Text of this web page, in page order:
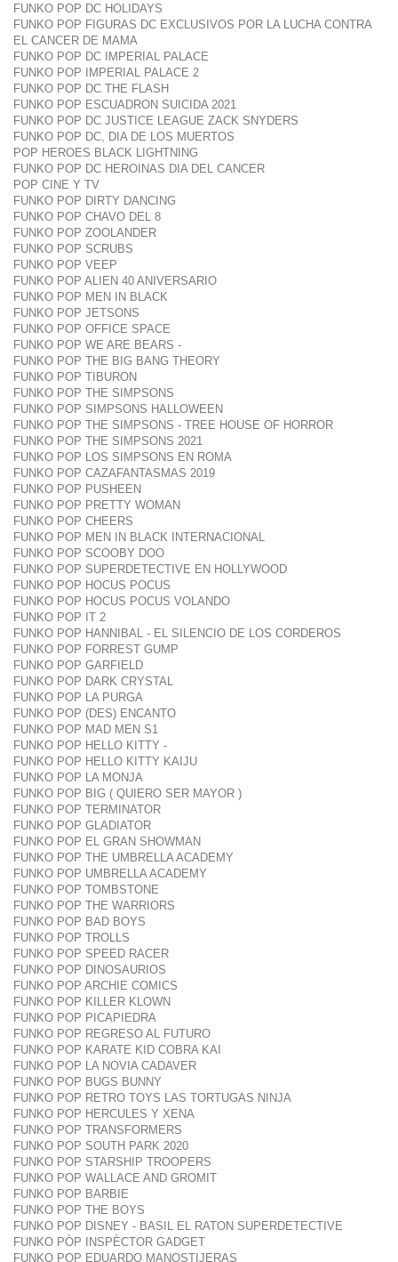
FUNKO POP DC HOLIDAYS
FUNKO POP FIGURAS DC EXCLUSIVOS POR LA LUCHA CONTRA
EL CANCER DE MAMA
FUNKO POP DC IMPERIAL PALACE
FUNKO POP IMPERIAL PALACE 2
FUNKO POP DC THE FLASH
FUNKO POP ESCUADRON SUICIDA 2021
FUNKO POP DC JUSTICE LEAGUE ZACK SNYDERS
FUNKO POP DC, DIA DE LOS MUERTOS
POP HEROES BLACK LIGHTNING
FUNKO POP DC HEROINAS DIA DEL CANCER
POP CINE Y TV
FUNKO POP DIRTY DANCING
FUNKO POP CHAVO DEL 8
FUNKO POP ZOOLANDER
FUNKO POP SCRUBS
FUNKO POP VEEP
FUNKO POP ALIEN 40 ANIVERSARIO
FUNKO POP MEN IN BLACK
FUNKO POP JETSONS
FUNKO POP OFFICE SPACE
FUNKO POP WE ARE BEARS -
FUNKO POP THE BIG BANG THEORY
FUNKO POP TIBURON
FUNKO POP THE SIMPSONS
FUNKO POP SIMPSONS HALLOWEEN
FUNKO POP THE SIMPSONS - TREE HOUSE OF HORROR
FUNKO POP THE SIMPSONS 2021
FUNKO POP LOS SIMPSONS EN ROMA
FUNKO POP CAZAFANTASMAS 2019
FUNKO POP PUSHEEN
FUNKO POP PRETTY WOMAN
FUNKO POP CHEERS
FUNKO POP MEN IN BLACK INTERNACIONAL
FUNKO POP SCOOBY DOO
FUNKO POP SUPERDETECTIVE EN HOLLYWOOD
FUNKO POP HOCUS POCUS
FUNKO POP HOCUS POCUS VOLANDO
FUNKO POP IT 2
FUNKO POP HANNIBAL - EL SILENCIO DE LOS CORDEROS
FUNKO POP FORREST GUMP
FUNKO POP GARFIELD
FUNKO POP DARK CRYSTAL
FUNKO POP LA PURGA
FUNKO POP (DES) ENCANTO
FUNKO POP MAD MEN S1
FUNKO POP HELLO KITTY -
FUNKO POP HELLO KITTY KAIJU
FUNKO POP LA MONJA
FUNKO POP BIG ( QUIERO SER MAYOR )
FUNKO POP TERMINATOR
FUNKO POP GLADIATOR
FUNKO POP EL GRAN SHOWMAN
FUNKO POP THE UMBRELLA ACADEMY
FUNKO POP UMBRELLA ACADEMY
FUNKO POP TOMBSTONE
FUNKO POP THE WARRIORS
FUNKO POP BAD BOYS
FUNKO POP TROLLS
FUNKO POP SPEED RACER
FUNKO POP DINOSAURIOS
FUNKO POP ARCHIE COMICS
FUNKO POP KILLER KLOWN
FUNKO POP PICAPIEDRA
FUNKO POP REGRESO AL FUTURO
FUNKO POP KARATE KID COBRA KAI
FUNKO POP LA NOVIA CADAVER
FUNKO POP BUGS BUNNY
FUNKO POP RETRO TOYS LAS TORTUGAS NINJA
FUNKO POP HERCULES Y XENA
FUNKO POP TRANSFORMERS
FUNKO POP SOUTH PARK 2020
FUNKO POP STARSHIP TROOPERS
FUNKO POP WALLACE AND GROMIT
FUNKO POP BARBIE
FUNKO POP THE BOYS
FUNKO POP DISNEY - BASIL EL RATON SUPERDETECTIVE
FUNKO PÒP INSPÈCTOR GADGET
FUNKO POP EDUARDO MANOSTIJERAS